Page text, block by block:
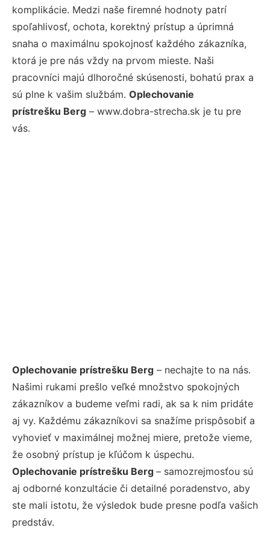
komplikácie. Medzi naše firemné hodnoty patrí
spoľahlivosť, ochota, korektný prístup a úprimná
snaha o maximálnu spokojnosť každého zákazníka,
ktorá je pre nás vždy na prvom mieste. Naši
pracovníci majú dlhoročné skúsenosti, bohatú prax a
sú plne k vašim službám. Oplechovanie
prístrešku Berg – www.dobra-strecha.sk je tu pre
vás.
Oplechovanie prístrešku Berg – nechajte to na nás.
Našimi rukami prešlo veľké množstvo spokojných
zákazníkov a budeme veľmi radi, ak sa k nim pridáte
aj vy. Každému zákazníkovi sa snažíme prispôsobiť a
vyhovieť v maximálnej možnej miere, pretože vieme,
že osobný prístup je kľúčom k úspechu.
Oplechovanie prístrešku Berg – samozrejmosťou sú
aj odborné konzultácie či detailné poradenstvo, aby
ste mali istotu, že výsledok bude presne podľa vašich
predstáv.